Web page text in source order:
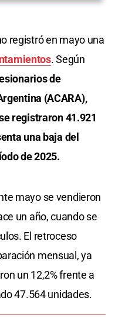
registró en mayo una
. Según
de
(ACARA),
registraron 41.921
una baja del
de 2025.
mayo se vendieron
un año, cuando se
El retroceso
mensual, ya
un 12,2% frente a
47.564 unidades.